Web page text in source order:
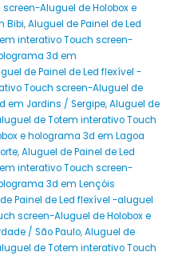
Aluguel de Holobox e
Bibi,Aluguel de Painel de Led
interativo Touch screen-
3d em
de Painel de Led flexível -
Touch screen-Aluguel de
em Jardins / Sergipe,Aluguel de
de Totem interativo Touch
e holograma 3d em Lagoa
,Aluguel de Painel de Led
interativo Touch screen-
3d em Lençóis
Painel de Led flexível -aluguel
screen-Aluguel de Holobox e
/ São Paulo,Aluguel de
de Totem interativo Touch